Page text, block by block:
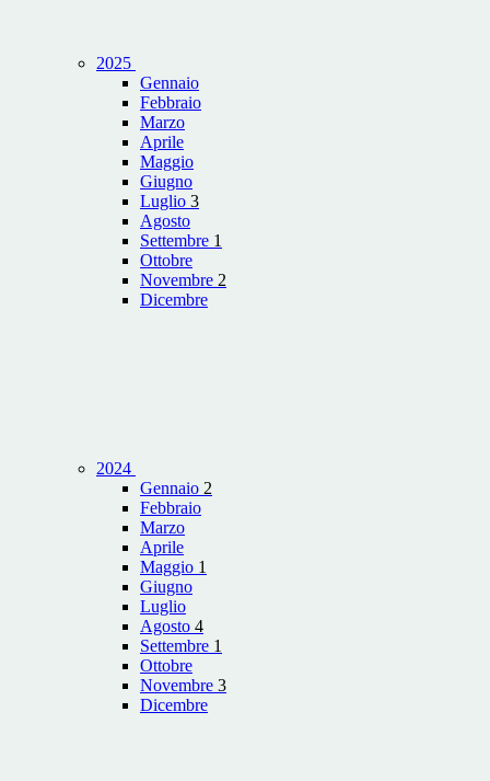
2025
Gennaio
Febbraio
Marzo
Aprile
Maggio
Giugno
Luglio 3
Agosto
Settembre 1
Ottobre
Novembre 2
Dicembre
2024
Gennaio 2
Febbraio
Marzo
Aprile
Maggio 1
Giugno
Luglio
Agosto 4
Settembre 1
Ottobre
Novembre 3
Dicembre